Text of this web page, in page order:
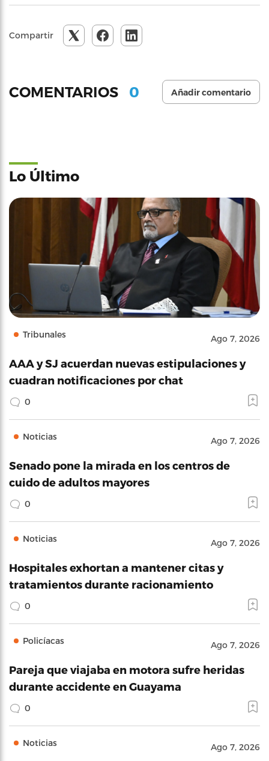
Compartir
COMENTARIOS 0 Añadir comentario
Lo Último
Tribunales Ago 7, 2026
AAA y SJ acuerdan nuevas estipulaciones y
cuadran notificaciones por chat
0
Noticias Ago 7, 2026
Senado pone la mirada en los centros de
cuido de adultos mayores
0
Noticias Ago 7, 2026
Hospitales exhortan a mantener citas y
tratamientos durante racionamiento
0
Policíacas Ago 7, 2026
Pareja que viajaba en motora sufre heridas
durante accidente en Guayama
0
Noticias Ago 7, 2026